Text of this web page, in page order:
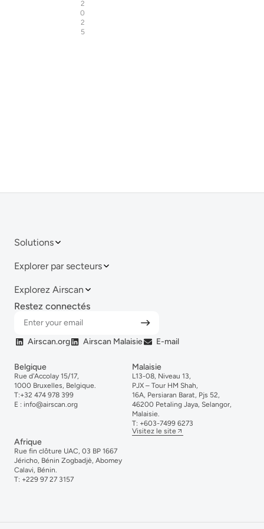
2
0
2
5
Solutions
Explorer par secteurs
Explorez Airscan
Restez connectés
Airscan.org Airscan Malaisie E-mail
Belgique
Rue d'Accolay 15/17,
1000 Bruxelles, Belgique.
T:+32 474 978 399
E : info@airscan.org
Malaisie
L13-08, Niveau 13,
PJX – Tour HM Shah,
16A, Persiaran Barat, Pjs 52,
46200 Petaling Jaya, Selangor,
Malaisie.
T: +603-7499 6273
Visitez le site
Afrique
Rue fin clôture UAC, 03 BP 1667
Jéricho, Bénin Zogbadjè, Abomey
Calavi, Bénin.
T: +229 97 27 3157